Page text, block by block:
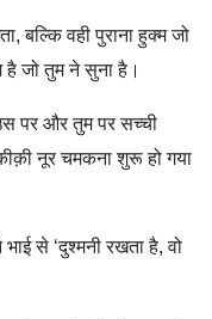
बल्कि वही पुराना हुक्म जो
है जो तुम ने सुना है।
पर और तुम पर सच्ची
नूर चमकना शुरू हो गया
से ‘दुश्मनी रखता है, वो